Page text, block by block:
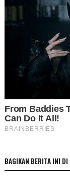
BAGIKAN BERITA INI DI